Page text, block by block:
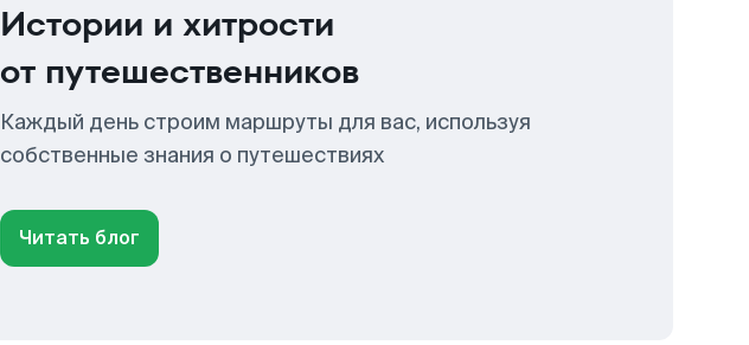
Истории и хитрости
от путешественников
Каждый день строим маршруты для вас, используя
собственные знания о путешествиях
Читать блог